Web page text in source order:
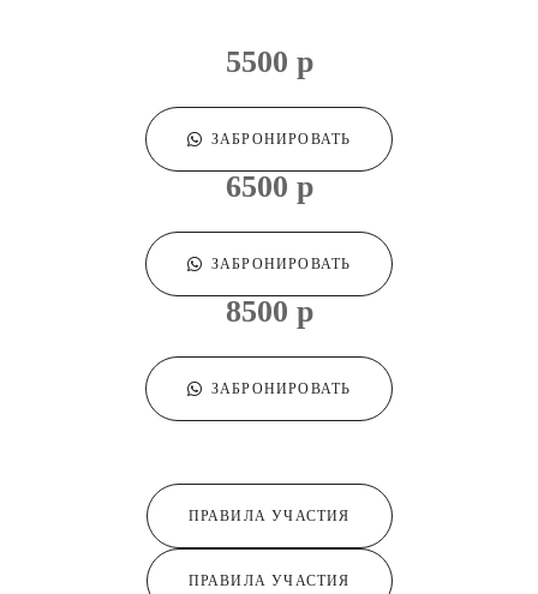
5500 р
ЗАБРОНИРОВАТЬ
6500 р
ЗАБРОНИРОВАТЬ
8500 р
ЗАБРОНИРОВАТЬ
ПРАВИЛА УЧАСТИЯ
ПРАВИЛА УЧАСТИЯ